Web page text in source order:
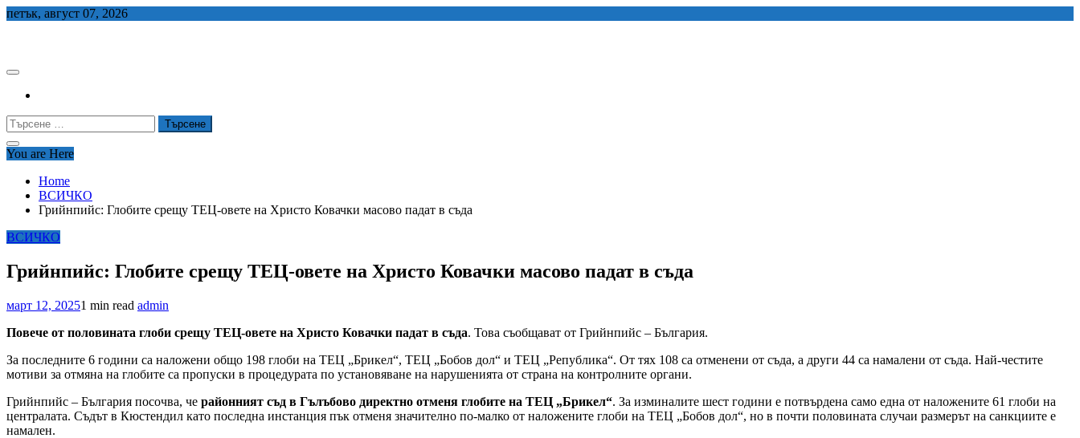
Skip
петък, август 07, 2026
Търсене
за:
You are Here
Home
ВСИЧКО
Грийнпийс: Глобите срещу ТЕЦ-овете на Христо Ковачки масово падат в съда
ВСИЧКО
Грийнпийс: Глобите срещу ТЕЦ-овете на Христо Ковачки масово падат в съда
март 12, 20251 min read admin
Повече от половината глоби срещу ТЕЦ-овете на Христо Ковачки падат в съда. Това съобщават от Грийнпийс – България.
За последните 6 години са наложени общо 198 глоби на ТЕЦ „Брикел“, ТЕЦ „Бобов дол“ и ТЕЦ „Република“. От тях 108 са отменени от съда, а други 44 са намалени от съда. Най-честите
мотиви за отмяна на глобите са пропуски в процедурата по установяване на нарушенията от страна на контролните органи.
Грийнпийс – България посочва, че районният съд в Гълъбово директно отменя глобите на ТЕЦ „Брикел“. За изминалите шест години е потвърдена само една от наложените 61 глоби на
централата. Съдът в Кюстендил като последна инстанция пък отменя значително по-малко от наложените глоби на ТЕЦ „Бобов дол“, но в почти половината случаи размерът на санкциите е
намален.